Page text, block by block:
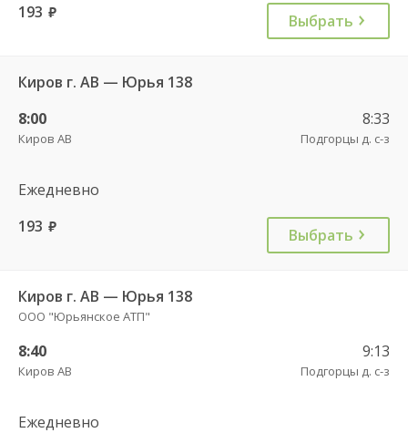
193 руб. Выбрать
Киров г. АВ — Юрья 138
8:00
Киров АВ
8:33
Подгорцы д. с-з
Ежедневно
193 руб. Выбрать
Киров г. АВ — Юрья 138
ООО "Юрьянское АТП"
8:40
Киров АВ
9:13
Подгорцы д. с-з
Ежедневно